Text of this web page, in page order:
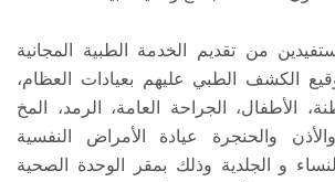
من تقديم الخدمة الطبية المجانية
توقيع الكشف الطبي عليهم بعيادات العظام،
الأطفال، الجراحة العامة، الرمد، المخ
والحنجرة عيادة الأمراض النفسية
و الجلدية وذلك بمقر الوحدة الصحية